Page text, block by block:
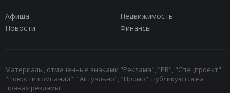
Афиша
Недвижимость
Новости
Финансы
Материалы, отмеченные знаками "Реклама", "PR", "Спецпроект",
"Новости компаний", "Актуально", "Промо", публикуются на
правах рекламы.